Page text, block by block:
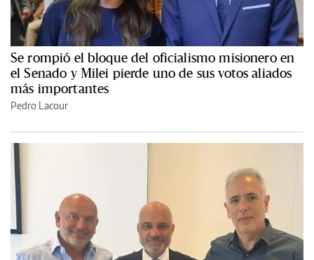
Se rompió el bloque del oficialismo misionero en
el Senado y Milei pierde uno de sus votos aliados
más importantes
Pedro Lacour